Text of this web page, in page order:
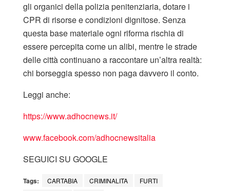
gli organici della polizia penitenziaria, dotare i
CPR di risorse e condizioni dignitose. Senza
questa base materiale ogni riforma rischia di
essere percepita come un alibi, mentre le strade
delle città continuano a raccontare un’altra realtà:
chi borseggia spesso non paga davvero il conto.
Leggi anche:
https://www.adhocnews.it/
www.facebook.com/adhocnewsitalia
SEGUICI SU GOOGLE
Tags: CARTABIA CRIMINALITA
FURTI